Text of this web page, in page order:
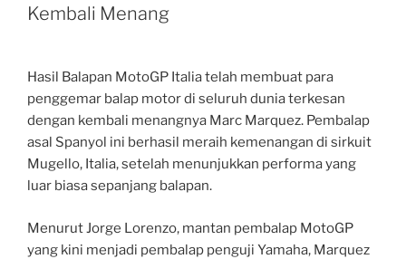
Kembali Menang
Hasil Balapan MotoGP Italia telah membuat para
penggemar balap motor di seluruh dunia terkesan
dengan kembali menangnya Marc Marquez. Pembalap
asal Spanyol ini berhasil meraih kemenangan di sirkuit
Mugello, Italia, setelah menunjukkan performa yang
luar biasa sepanjang balapan.
Menurut Jorge Lorenzo, mantan pembalap MotoGP
yang kini menjadi pembalap penguji Yamaha, Marquez